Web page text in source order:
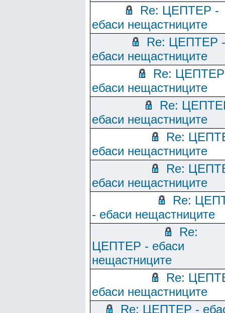
Re: ЦЕПТЕР -
ебаси нещастниците
Re: ЦЕПТЕР -
ебаси нещастниците
Re:
ебаси нещастниците
Re:
ебаси нещастниците
Re:
ебаси нещастниците
Re:
ебаси нещастниците
Re:
- ебаси нещастниците
Re:
ЦЕПТЕР - ебаси
нещастниците
Re:
ебаси нещастниците
Re: ЦЕПТЕР -